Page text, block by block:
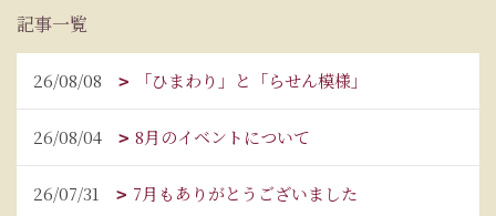
記事一覧
26/08/08 「ひまわり」と「らせん模様」
26/08/04 8月のイベントについて
26/07/31 7月もありがとうございました